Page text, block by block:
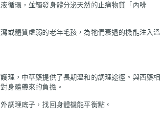
循環，並觸發身體分泌天然的止痛物質「內啡
或體質虛弱的老年毛孩，為牠們衰退的機能注入溫
理，中草藥提供了長期溫和的調理途徑。與西藥相
身體帶來的負擔。
調理底子，找回身體機能平衡點。